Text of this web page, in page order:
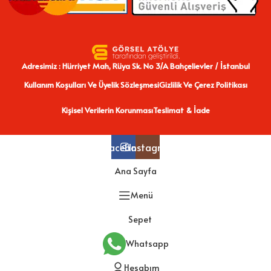
Adresimiz : Hürriyet Mah, Rüya Sk. No 3/A Bahçelievler / İstanbul
Kullanım Koşulları Ve Üyelik SözleşmesiGizlilik Ve Çerez Politikası
Kişisel Verilerin KorunmasıTeslimat & İade
FacebookInstagram
Ana Sayfa
Menü
Sepet
Whatsapp
Hesabım